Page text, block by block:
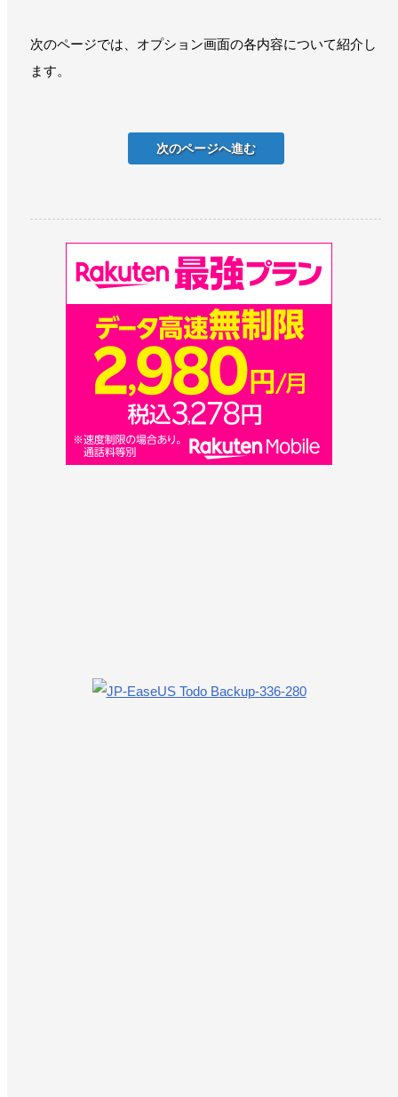
次のページでは、オプション画面の各内容について紹介し
ます。
次のページへ進む